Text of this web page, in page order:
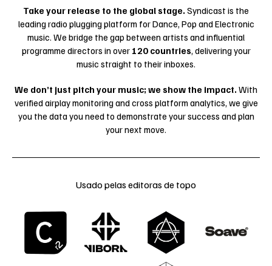
Take your release to the global stage. Syndicast is the
leading radio plugging platform for Dance, Pop and Electronic
music. We bridge the gap between artists and influential
programme directors in over 120 countries , delivering your
music straight to their inboxes.
We don’t just pitch your music; we show the impact. With
verified airplay monitoring and cross platform analytics, we give
you the data you need to demonstrate your success and plan
your next move.
Usado pelas editoras de topo